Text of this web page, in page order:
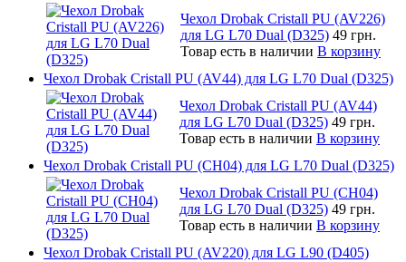
Чехол Drobak Cristall PU (AV226)
для LG L70 Dual (D325) 49 грн.
Товар есть в наличии В корзину
Чехол Drobak Cristall PU (AV44) для LG L70 Dual (D325)
Чехол Drobak Cristall PU (AV44)
для LG L70 Dual (D325) 49 грн.
Товар есть в наличии В корзину
Чехол Drobak Cristall PU (CH04) для LG L70 Dual (D325)
Чехол Drobak Cristall PU (CH04)
для LG L70 Dual (D325) 49 грн.
Товар есть в наличии В корзину
Чехол Drobak Cristall PU (AV220) для LG L90 (D405)